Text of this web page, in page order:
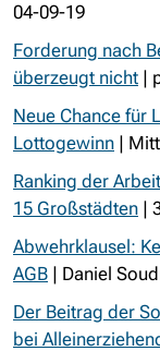
04-09-19
Forderung nach
überzeugt nicht |
Neue Chance für
Lottogewinn |
Ranking der
15 Großstädten |
Abwehrklausel:
AGB | Daniel
Der Beitrag der
bei